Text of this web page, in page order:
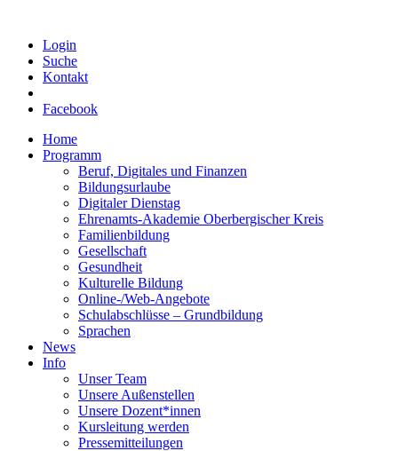
Login
Suche
Kontakt
Facebook
Home
Programm
Beruf, Digitales und Finanzen
Bildungsurlaube
Digitaler Dienstag
Ehrenamts-Akademie Oberbergischer Kreis
Familienbildung
Gesellschaft
Gesundheit
Kulturelle Bildung
Online-/Web-Angebote
Schulabschlüsse – Grundbildung
Sprachen
News
Info
Unser Team
Unsere Außenstellen
Unsere Dozent*innen
Kursleitung werden
Pressemitteilungen